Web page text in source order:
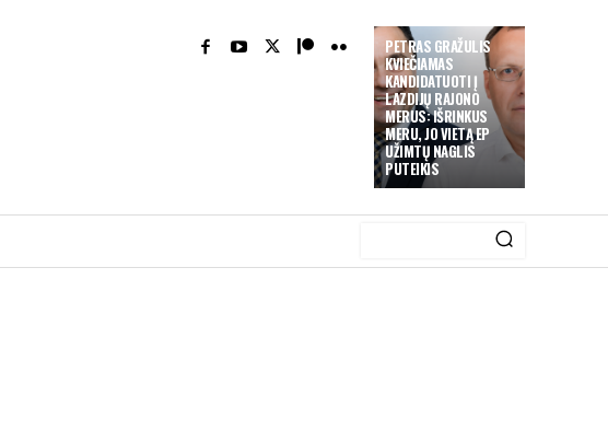
PETRAS GRAŽULIS
KVIEČIAMAS
KANDIDATUOTI Į
LAZDIJŲ RAJONO
MERUS: IŠRINKUS
MERU, JO VIETĄ EP
UŽIMTŲ NAGLIS
PUTEIKIS